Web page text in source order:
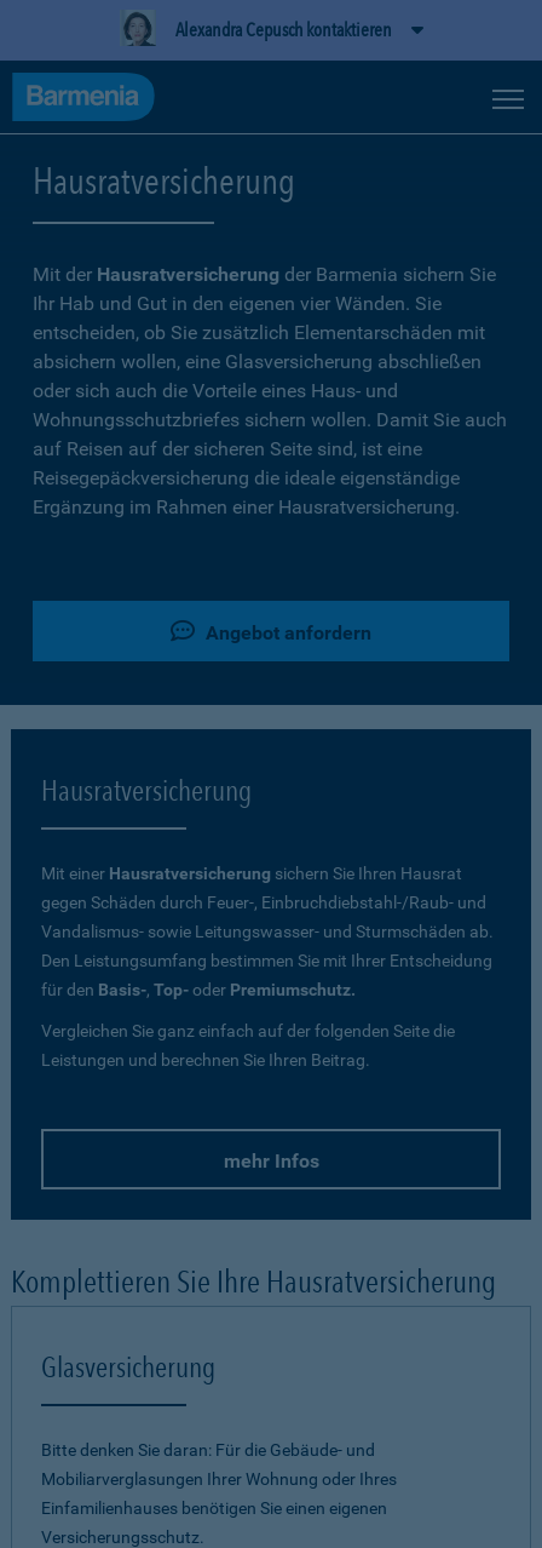
Alexandra Cepusch kontaktieren
Hausratversicherung
Mit der Hausratversicherung der Barmenia sichern Sie
Ihr Hab und Gut in den eigenen vier Wänden. Sie
entscheiden, ob Sie zusätzlich Elementarschäden mit
absichern wollen, eine Glasversicherung abschließen
oder sich auch die Vorteile eines Haus- und
Wohnungsschutzbriefes sichern wollen. Damit Sie auch
auf Reisen auf der sicheren Seite sind, ist eine
Reisegepäckversicherung die ideale eigenständige
Ergänzung im Rahmen einer Hausratversicherung.
Angebot anfordern
Hausratversicherung
Mit einer Hausratversicherung sichern Sie Ihren Hausrat
gegen Schäden durch Feuer-, Einbruchdiebstahl-/Raub- und
Vandalismus- sowie Leitungswasser- und Sturmschäden ab.
Den Leistungsumfang bestimmen Sie mit Ihrer Entscheidung
für den Basis-, Top-oder Premiumschutz.
Vergleichen Sie ganz einfach auf der folgenden Seite die
Leistungen und berechnen Sie Ihren Beitrag.
mehr Infos
Komplettieren Sie Ihre Hausratversicherung
Glasversicherung
Bitte denken Sie daran: Für die Gebäude- und
Mobiliarverglasungen Ihrer Wohnung oder Ihres
Einfamilienhauses benötigen Sie einen eigenen
Versicherungsschutz.